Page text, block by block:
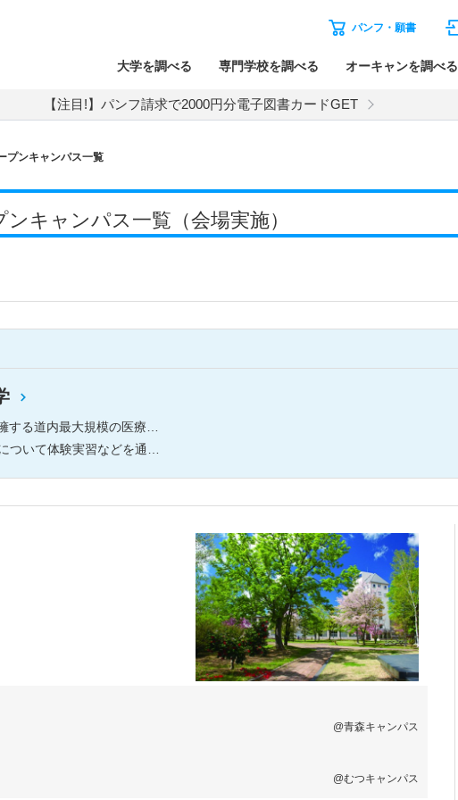
パンフ・願書
大学を調べる 専門学校を調べる オーキャンを調べる
【注目!】パンフ請求で2000円分電子図書カードGET
プンキャンパス一覧
キャンパス一覧（会場実施）
規模の医療系総合大学である北海道医療大学。
「チーム医療」や「さまざまな医療職の関わり」についても解説します。
@青森キャンパス
@むつキャンパス